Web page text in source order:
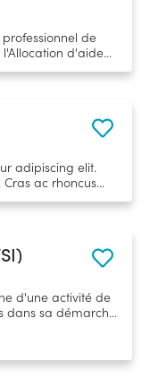
de
d'aide
adipiscing elit.
ac rhoncus
Vestibulum vel
pharetra
sit amet,
nulla.
aliquam.
egestas. Nullam
elit elementum
Sed magna ligula,
metus. Morbi id
d'une activité de
dans sa démarche
ses entretiens